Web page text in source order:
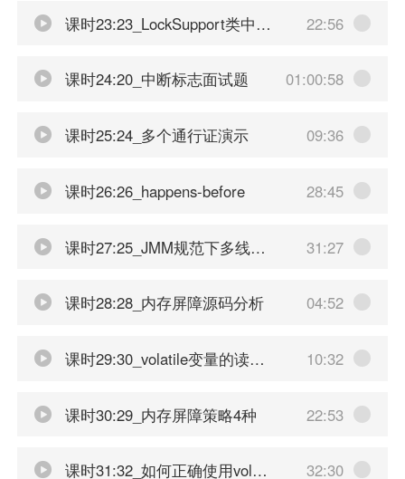
课时23:23_LockSupport类中的park等待和unpark唤醒 22:56
课时24:20_中断标志面试题 01:00:58
课时25:24_多个通行证演示 09:36
课时26:26_happens-before 28:45
课时27:25_JMM规范下多线程对变量的读写过程 31:27
课时28:28_内存屏障源码分析 04:52
课时29:30_volatile变量的读写过程 10:32
课时30:29_内存屏障策略4种 22:53
课时31:32_如何正确使用volatile 32:30